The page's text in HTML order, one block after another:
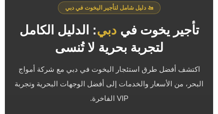
🚤 دليل شامل لتأجير اليخوت في دبي
تأجير يخوت في دبي: الدليل الكامل
لتجربة بحرية لا تُنسى
اكتشف أفضل طرق استئجار اليخوت في دبي مع شركة أمواج
البحر، من الأسعار والخدمات إلى أفضل الوجهات البحرية وتجربة
VIP الفاخرة.